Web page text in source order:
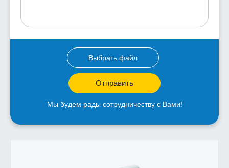
Выбрать файл
Отправить
Мы будем рады сотрудничеству с Вами!